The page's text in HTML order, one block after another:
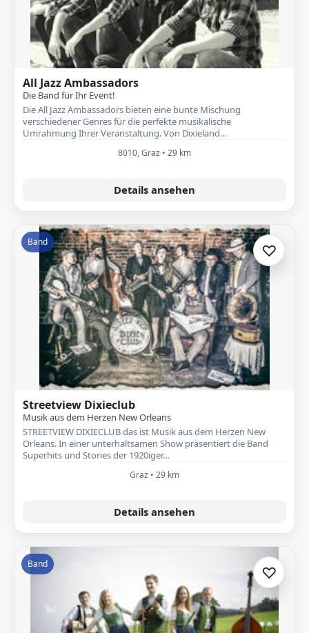
All Jazz Ambassadors
Die Band für Ihr Event!
Die All Jazz Ambassadors bieten eine bunte Mischung
verschiedener Genres für die perfekte musikalische
Umrahmung Ihrer Veranstaltung. Von Dixieland…
8010, Graz • 29 km
Details ansehen
Band ♡Zur
Streetview Dixieclub
Musik aus dem Herzen New Orleans
STREETVIEW DIXIECLUB das ist Musik aus dem Herzen New
Orleans. In einer unterhaltsamen Show präsentiert die Band
Superhits und Stories der 1920iger…
Graz • 29 km
Details ansehen
Band ♡Zur